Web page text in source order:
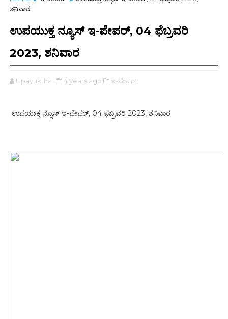
ಶನಿವಾರ
ಉಪಯುಕ್ತ ನ್ಯೂಸ್‌ ಇ-ಪೇಪರ್‌, 04 ಫೆಬ್ರವರಿ
2023, ಶನಿವಾರ
Upayuktha 4 years ago ಇ-ಪೇಪರ್‌,
ಉಪಯುಕ್ತ ನ್ಯೂಸ್‌ ಇ-ಪೇಪರ್‌, 04 ಫೆಬ್ರವರಿ 2023, ಶನಿವಾರ